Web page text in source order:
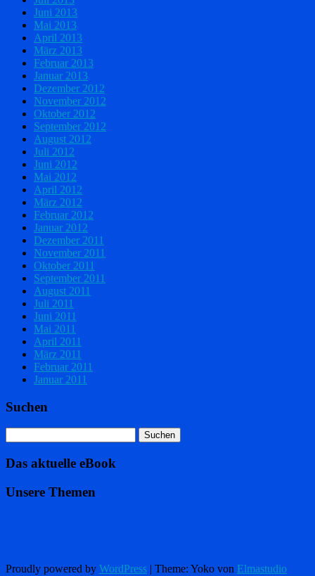
Juni 2013
Mai 2013
April 2013
März 2013
Februar 2013
Januar 2013
Dezember 2012
November 2012
Oktober 2012
September 2012
August 2012
Juli 2012
Juni 2012
Mai 2012
April 2012
März 2012
Februar 2012
Januar 2012
Dezember 2011
November 2011
Oktober 2011
September 2011
August 2011
Juli 2011
Juni 2011
Mai 2011
April 2011
März 2011
Februar 2011
Januar 2011
Suchen
Das aktuelle eBook
Unsere Themen
Proudly powered by WordPress | Theme: Yoko von Elmastudio